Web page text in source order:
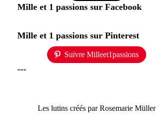
Mille et 1 passions sur Facebook
Mille et 1 passions sur Pinterest
Suivre Milleet1passions
---
Les lutins créés par Rosemarie Müller